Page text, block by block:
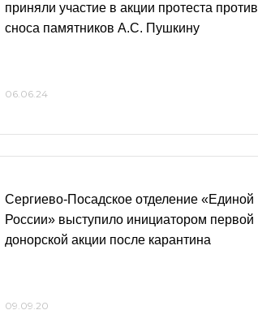
приняли участие в акции протеста против
сноса памятников А.С. Пушкину
06.06.24
Сергиево-Посадское отделение «Единой
России» выступило инициатором первой
донорской акции после карантина
09.09.20